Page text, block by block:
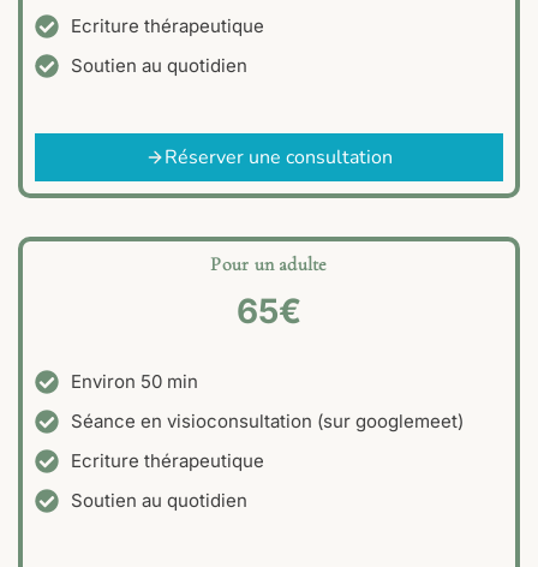
Ecriture thérapeutique
Soutien au quotidien
Réserver une consultation
Pour un adulte
65€
Environ 50 min
Séance en visioconsultation (sur googlemeet)
Ecriture thérapeutique
Soutien au quotidien